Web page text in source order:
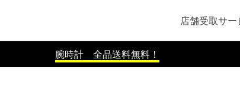
店舗受取サー
腕時計 全品送料無料！